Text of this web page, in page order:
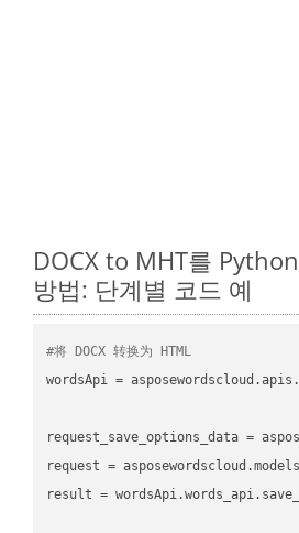
DOCX to MHT를
방법: 단계별 코드 예
#将 DOCX 转换为 HTML
wordsApi =
request_save_options_data =
request =
result =